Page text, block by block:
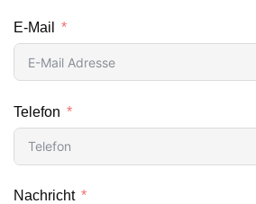
E-Mail
Telefon
Nachricht